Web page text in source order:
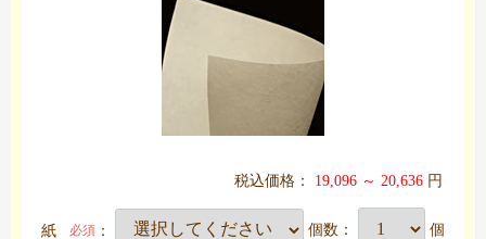
税込価格： 19,096 ～ 20,636 円
紙 必須 ： 個数： 個